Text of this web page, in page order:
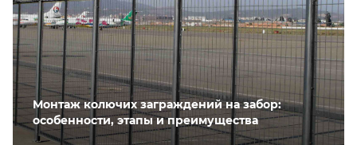
Монтаж колючих заграждений на забор:
особенности, этапы и преимущества